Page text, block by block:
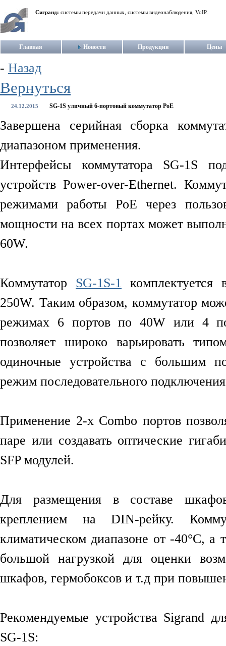
Сигранд: системы передачи данных, системы видеонаблюдения, VoIP.
Главная Новости Продукция Цены
- Назад
Вернуться
24.12.2015 SG-1S уличный 6-портовый коммутатор PoE
Завершена серийная сборка
диапазоном применения.
Интерфейсы коммутатора SG-1S
устройств Power-over-Ethernet.
режимами работы PoE через
мощности на всех портах может
60W.
Коммутатор SG-1S-1
250W. Таким образом, коммутатор
режимах 6 портов по 40W или 4
позволяет широко варьировать
одиночные устройства с большим
режим последовательного
Применение 2-х Combo портов
паре или создавать оптические
SFP модулей.
Для размещения в составе
креплением на DIN-рейку.
климатическом диапазоне от -40°C, а
большой нагрузкой для оценки
шкафов, гермобоксов и т.д при
Рекомендуемые устройства Sigrand
SG-1S: